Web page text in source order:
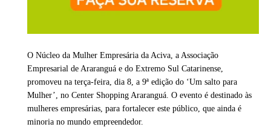
O Núcleo da Mulher Empresária da Aciva, a Associação
Empresarial de Araranguá e do Extremo Sul Catarinense,
promoveu na terça-feira, dia 8, a 9ª edição do ‘Um salto para
Mulher’, no Center Shopping Araranguá. O evento é destinado às
mulheres empresárias, para fortalecer este público, que ainda é
minoria no mundo empreendedor.